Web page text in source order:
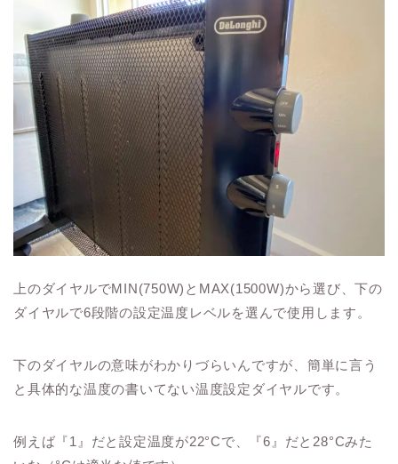
上のダイヤルでMIN(750W)とMAX(1500W)から選び、下の
ダイヤルで6段階の設定温度レベルを選んで使用します。
下のダイヤルの意味がわかりづらいんですが、簡単に言う
と具体的な温度の書いてない温度設定ダイヤルです。
例えば『1』だと設定温度が22°Cで、『6』だと28°Cみた